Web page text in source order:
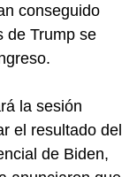
conseguido
de Trump se
la sesión
el resultado del
de Biden,